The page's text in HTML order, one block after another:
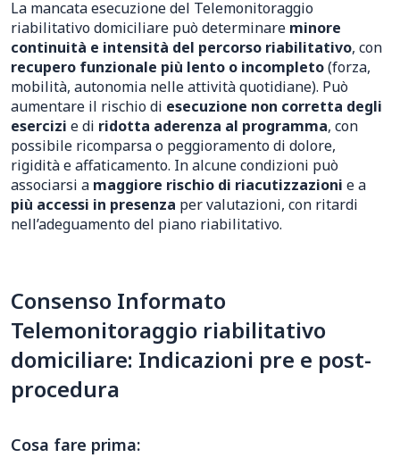
La mancata esecuzione del Telemonitoraggio
riabilitativo domiciliare può determinare minore
continuità e intensità del percorso riabilitativo, con
recupero funzionale più lento o incompleto(forza,
mobilità, autonomia nelle attività quotidiane). Può
aumentare il rischio di esecuzione non corretta degli
esercizi e di ridotta aderenza al programma, con
possibile ricomparsa o peggioramento di dolore,
rigidità e affaticamento. In alcune condizioni può
associarsi a maggiore rischio di riacutizzazioni e a
più accessi in presenza per valutazioni, con ritardi
nell’adeguamento del piano riabilitativo.
Consenso Informato
Telemonitoraggio riabilitativo
domiciliare: Indicazioni pre e post-
procedura
Cosa fare prima: